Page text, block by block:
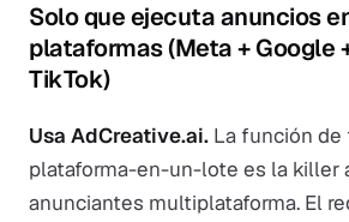
Solo que ejecuta anuncios
plataformas (Meta + Google
TikTok)
Usa AdCreative.ai. La función
plataforma-en-un-lote es la killer
anunciantes multiplataforma. El